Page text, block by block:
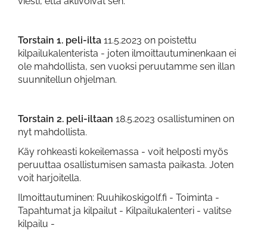
Torstain 1. peli-ilta 11.5.2023 on poistettu
kilpailukalenterista - joten ilmoittautuminenkaan ei
ole mahdollista, sen vuoksi peruutamme sen illan
suunnitellun ohjelman.
Torstain 2. peli-iltaan 18.5.2023 osallistuminen on
nyt mahdollista.
Käy rohkeasti kokeilemassa - voit helposti myös
peruuttaa osallistumisen samasta paikasta. Joten
voit harjoitella.
Ilmoittautuminen: Ruuhikoskigolf.fi - Toiminta -
Tapahtumat ja kilpailut - Kilpailukalenteri - valitse
kilpailu -